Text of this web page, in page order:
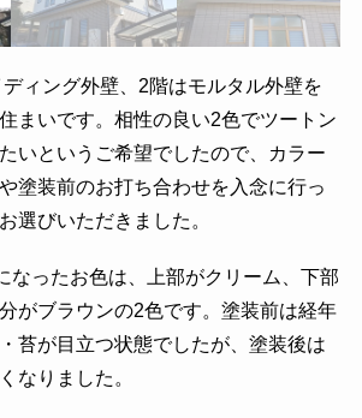
ィング外壁、2階はモルタル外壁を
まいです。相性の良い2色でツートン
いというご希望でしたので、カラー
塗装前のお打ち合わせを入念に行っ
選びいただきました。
なったお色は、上部がクリーム、下部
がブラウンの2色です。塗装前は経年
苔が目立つ状態でしたが、塗装後は
なりました。